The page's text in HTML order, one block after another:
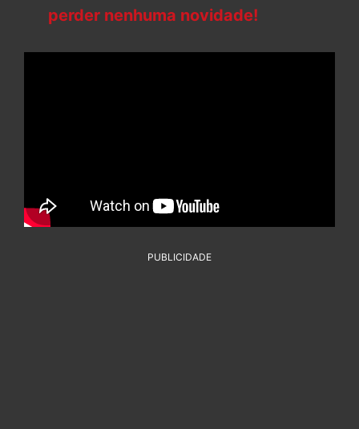
perder nenhuma novidade!
PUBLICIDADE